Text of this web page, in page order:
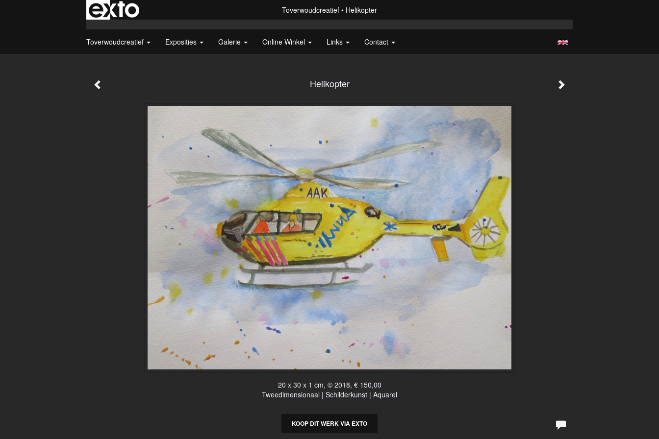
Toverwoudcreatief Helikopter
Toverwoudcreatief Exposities Galerie Online Winkel Links Contact
Helikopter
20 x 30 x 1 cm, © 2018, € 150,00
Tweedimensionaal | Schilderkunst | Aquarel
KOOP DIT WERK VIA EXTO